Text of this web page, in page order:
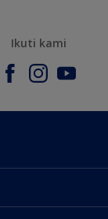
Ikuti kami